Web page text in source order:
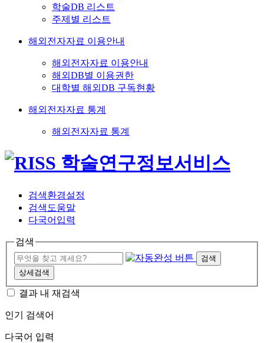
학술DB 리스트
주제별 리스트
해외전자자료 이용안내
해외전자자료 이용안내
해외DB별 이용권한
대학별 해외DB 구독현황
해외전자자료 통계
해외전자자료 통계
검색환경설정
검색도움말
다국어입력
검색
검색
상세검색
결과 내 재검색
인기 검색어
다국어 입력